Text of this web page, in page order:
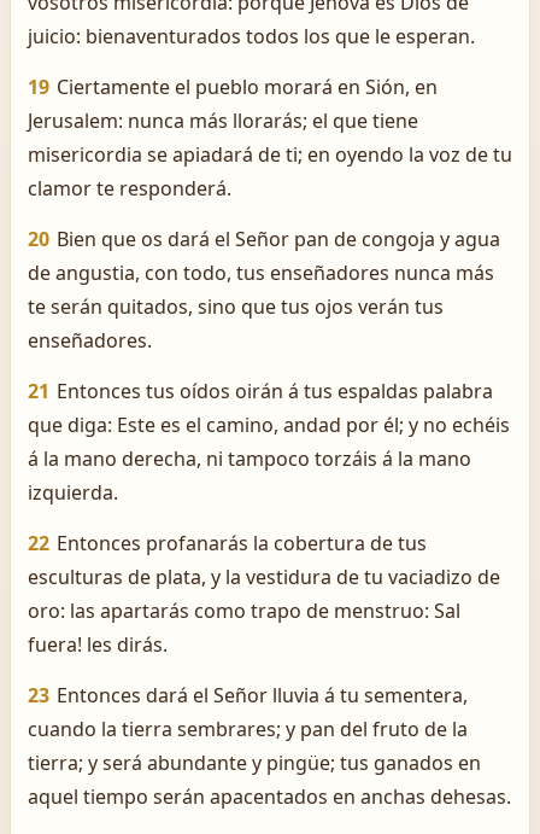
juicio: bienaventurados todos los que le esperan.
19 Ciertamente el pueblo morará en Sión, en
Jerusalem: nunca más llorarás; el que tiene
misericordia se apiadará de ti; en oyendo la voz de tu
clamor te responderá.
20 Bien que os dará el Señor pan de congoja y agua
de angustia, con todo, tus enseñadores nunca más
te serán quitados, sino que tus ojos verán tus
enseñadores.
21 Entonces tus oídos oirán á tus espaldas palabra
que diga: Este es el camino, andad por él; y no echéis
á la mano derecha, ni tampoco torzáis á la mano
izquierda.
22 Entonces profanarás la cobertura de tus
esculturas de plata, y la vestidura de tu vaciadizo de
oro: las apartarás como trapo de menstruo: ­Sal
fuera! les dirás.
23 Entonces dará el Señor lluvia á tu sementera,
cuando la tierra sembrares; y pan del fruto de la
tierra; y será abundante y pingüe; tus ganados en
aquel tiempo serán apacentados en anchas dehesas.